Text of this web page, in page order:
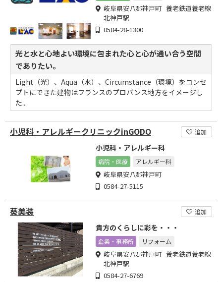
岐阜県安八郡神戸町 養老鉄道養老線
北神戸駅
0584-28-1300
光と水と心地よい環境に包まれた心と心が通い合う空間
でありたい。
Light（光）、Aqua（水）、Circumstance（環境）をコンセ
プトにできた建物はフランスのプロバンス地方をイメージし
た...
小児科・アレルギークリニックinGODO 追加
小児科・アレルギー科
病院・医療 アレルギー科
岐阜県安八郡神戸町
0584-27-5115
葵美装 追加
貴方のくらしに彩を・・・
企業・事務所 リフォーム
岐阜県安八郡神戸町 養老鉄道養老線
北神戸駅
0584-27-6769